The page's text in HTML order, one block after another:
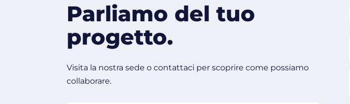
Parliamo del tuo
progetto.
Visita la nostra sede o contattaci per scoprire come possiamo
collaborare.